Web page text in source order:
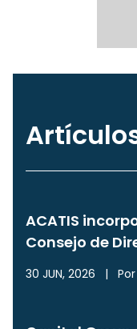
ACATIS
Consejo de
30 JUN, 2026 | Por